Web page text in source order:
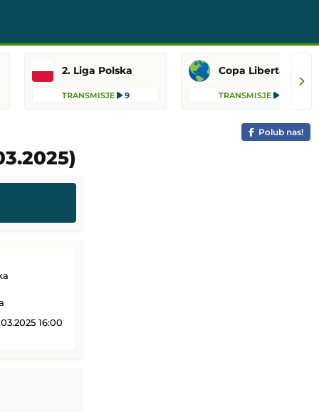
2. Liga Polska
TRANSMISJE 9 TRANSMISJE 6
Polub nas!
16:00